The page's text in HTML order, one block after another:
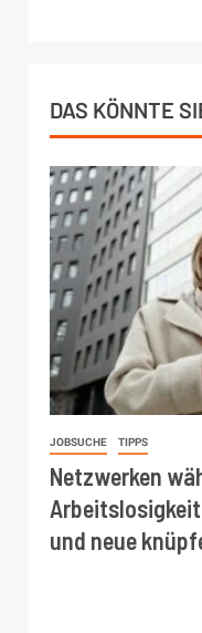
DAS KÖNNTE
JOBSUCHE TIPPS
Netzwerken
und neue